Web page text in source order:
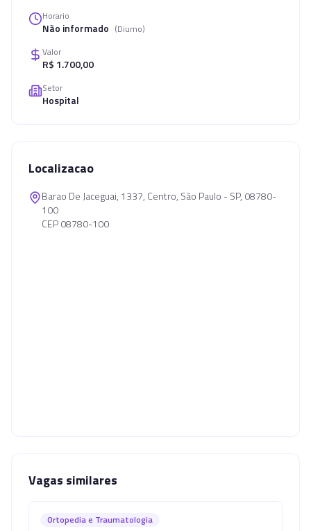
Horario
Não informado (Diurno)
Valor
R$ 1.700,00
Setor
Hospital
Localizacao
Barao De Jaceguai, 1337, Centro, São Paulo - SP, 08780-
100
CEP 08780-100
Vagas similares
Ortopedia e Traumatologia